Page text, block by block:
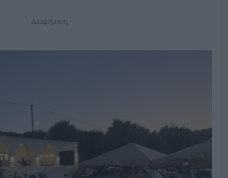
Διαφήμιση